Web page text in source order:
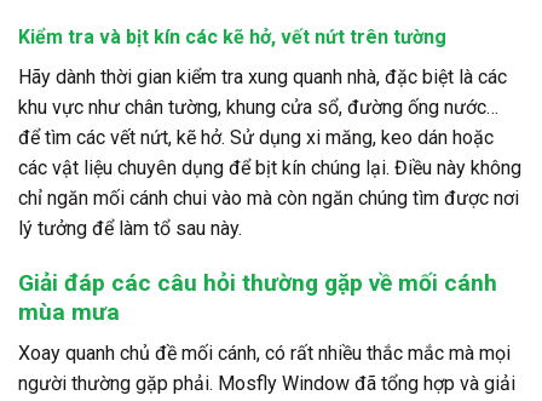
Kiểm tra và bịt kín các kẽ hở, vết nứt trên tường
Hãy dành thời gian kiểm tra xung quanh nhà, đặc biệt là các
khu vực như chân tường, khung cửa sổ, đường ống nước…
để tìm các vết nứt, kẽ hở. Sử dụng xi măng, keo dán hoặc
các vật liệu chuyên dụng để bịt kín chúng lại. Điều này không
chỉ ngăn mối cánh chui vào mà còn ngăn chúng tìm được nơi
lý tưởng để làm tổ sau này.
Giải đáp các câu hỏi thường gặp về mối cánh
mùa mưa
Xoay quanh chủ đề mối cánh, có rất nhiều thắc mắc mà mọi
người thường gặp phải. Mosfly Window đã tổng hợp và giải